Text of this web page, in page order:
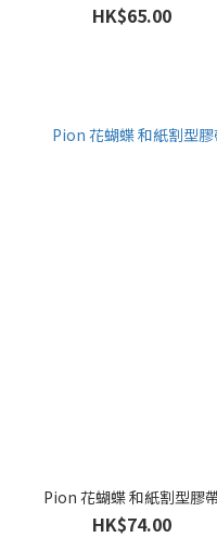
HK$65.00
Pion 花蝴蝶 和紙割型膠
HK$74.00